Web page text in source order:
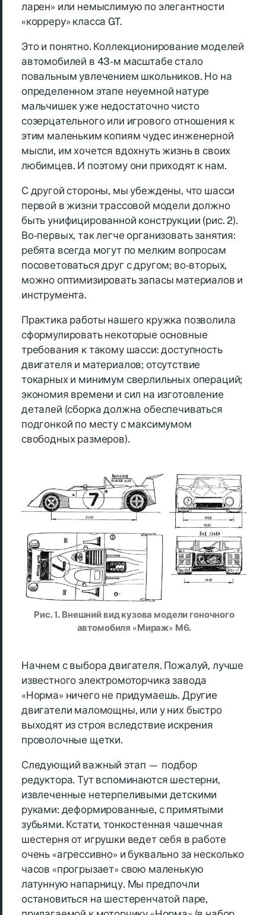
ларен» или немыслимую по элегантности
«корреру» класса GT.
Это и понятно. Коллекционирование моделей
автомобилей в 43-м масштабе стало
повальным увлечением школьников. Но на
определенном этапе неуемной натуре
мальчишек уже недостаточно чисто
созерцательного или игрового отношения к
этим маленьким копиям чудес инженерной
мысли, им хочется вдохнуть жизнь в своих
любимцев. И поэтому они приходят к нам.
С другой стороны, мы убеждены, что шасси
первой в жизни трассовой модели должно
быть унифицированной конструкции (рис. 2).
Во-первых, так легче организовать занятия:
ребята всегда могут по мелким вопросам
посоветоваться друг с другом; во-вторых,
можно оптимизировать запасы материалов и
инструмента.
Практика работы нашего кружка позволила
сформулировать некоторые основные
требования к такому шасси: доступность
двигателя и материалов; отсутствие
токарных и минимум сверлильных операций;
экономия времени и сил на изготовление
деталей (сборка должна обеспечиваться
подгонкой по месту с максимумом
свободных размеров).
Рис. 1. Внешний вид кузова модели гоночного
автомобиля «Мираж» М6.
Начнем с выбора двигателя. Пожалуй, лучше
известного электромоторчика завода
«Норма» ничего не придумаешь. Другие
двигатели маломощны, или у них быстро
выходят из строя вследствие искрения
проволочные щетки.
Следующий важный этап — подбор
редуктора. Тут вспоминаются шестерни,
извлеченные нетерпеливыми детскими
руками: деформированные, с примятыми
зубьями. Кстати, тонкостенная чашечная
шестерня от игрушки ведет себя в работе
очень «агрессивно» и буквально за несколько
часов «прогрызает» свою маленькую
латунную напарницу. Мы предпочли
остановиться на шестеренчатой паре,